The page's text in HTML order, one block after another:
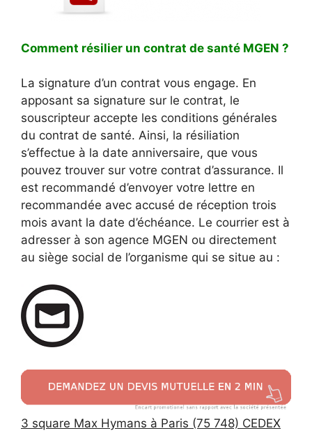
Comment résilier un contrat de santé MGEN ?
La signature d’un contrat vous engage. En
apposant sa signature sur le contrat, le
souscripteur accepte les conditions générales
du contrat de santé. Ainsi, la résiliation
s’effectue à la date anniversaire, que vous
pouvez trouver sur votre contrat d’assurance. Il
est recommandé d’envoyer votre lettre en
recommandée avec accusé de réception trois
mois avant la date d’échéance. Le courrier est à
adresser à son agence MGEN ou directement
au siège social de l’organisme qui se situe au :
3 square Max Hymans à Paris (75 748) CEDEX